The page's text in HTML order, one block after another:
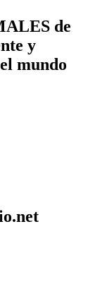
de
y
mundo